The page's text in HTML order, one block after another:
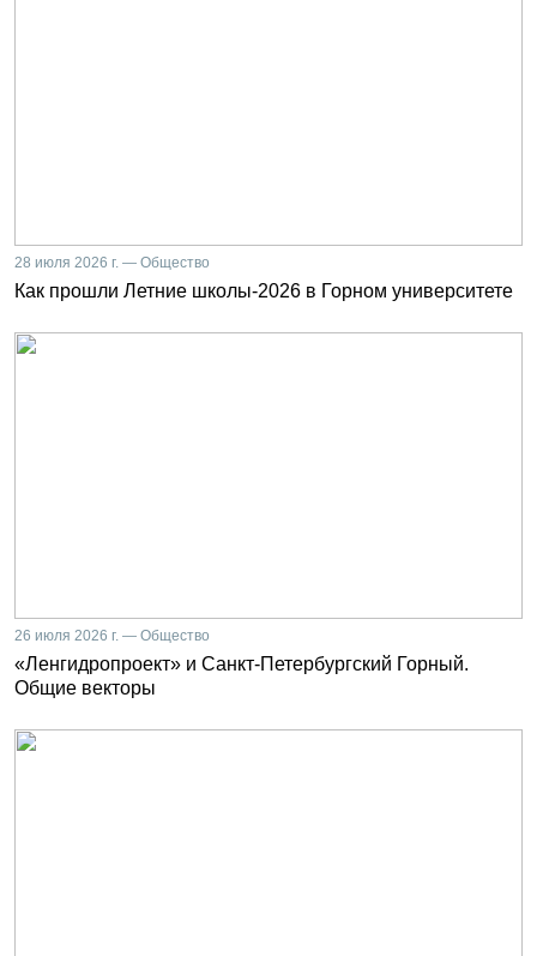
28 июля 2026 г. — Общество
Как прошли Летние школы-2026 в Горном университете
26 июля 2026 г. — Общество
«Ленгидропроект» и Санкт-Петербургский Горный.
Общие векторы